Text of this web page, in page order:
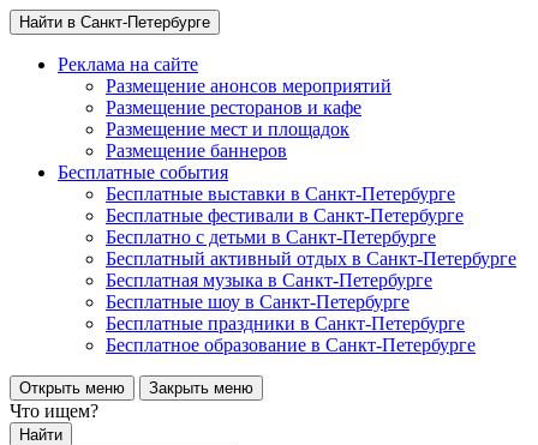
Найти в Санкт-Петербурге
Реклама на сайте
Размещение анонсов мероприятий
Размещение ресторанов и кафе
Размещение мест и площадок
Размещение баннеров
Бесплатные события
Бесплатные выставки в Санкт-Петербурге
Бесплатные фестивали в Санкт-Петербурге
Бесплатно с детьми в Санкт-Петербурге
Бесплатный активный отдых в Санкт-Петербурге
Бесплатная музыка в Санкт-Петербурге
Бесплатные шоу в Санкт-Петербурге
Бесплатные праздники в Санкт-Петербурге
Бесплатное образование в Санкт-Петербурге
Открыть меню Закрыть меню
Что ищем?
Найти